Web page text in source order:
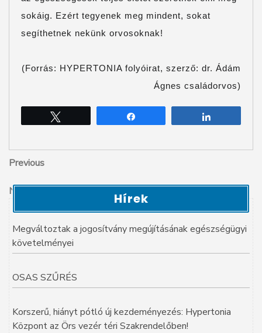
sokáig. Ezért tegyenek meg mindent, sokat
segíthetnek nekünk orvosoknak!
(Forrás: HYPERTONIA folyóirat, szerző: dr. Ádám
Ágnes családorvos)
Bejegyzés
navigáció
Previous
Previous
Next
Next Hírek
Megváltoztak a jogosítvány megújításának egészségügyi
követelményei
OSAS SZŰRÉS
Korszerű, hiányt pótló új kezdeményezés: Hypertonia
Központ az Örs vezér téri Szakrendelőben!